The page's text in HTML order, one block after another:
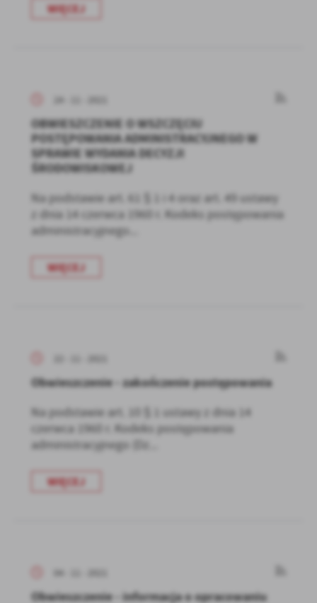
WIĘCEJ
24 - 11 - 2021
OBWIESZCZENIE O WSZCZĘCIU
POSTĘPOWANIA ADMINISTRACYJNEGO W
SPRAWIE WYDANIA DECYZJI
ŚRODOWISKOWEJ
Na podstawie art. 61 § 1 i 4 oraz art. 49 ustawy
z dnia 14 czerwca 1960 r. Kodeks postępowania
administracyjnego...
WIĘCEJ
Obwieszczenie - zakończenie postępowania
Na podstawie art. 10 § 1 ustawy z dnia 14
czerwca 1960 r. Kodeks postępowania
administracyjnego (Dz...
WIĘCEJ
04 - 11 - 2021
Obwieszczenie - informacja o opracowaniu